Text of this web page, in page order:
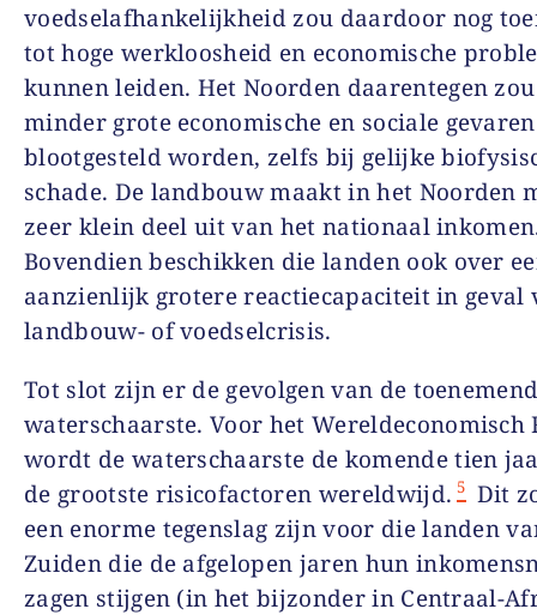
voedselafhankelijkheid zou daardoor nog
tot hoge werkloosheid en economische
kunnen leiden. Het Noorden daarentegen
minder grote economische en sociale gevaren
blootgesteld worden, zelfs bij gelijke
schade. De landbouw maakt in het Noorden
zeer klein deel uit van het nationaal
Bovendien beschikken die landen ook over
aanzienlijk grotere reactiecapaciteit in geval
landbouw- of voedselcrisis.
Tot slot zijn er de gevolgen van de
waterschaarste. Voor het Wereldeconomisch
wordt de waterschaarste de komende tien
de grootste risicofactoren wereldwijd. 5 Dit
een enorme tegenslag zijn voor die landen
Zuiden die de afgelopen jaren hun
zagen stijgen (in het bijzonder in Centraal-